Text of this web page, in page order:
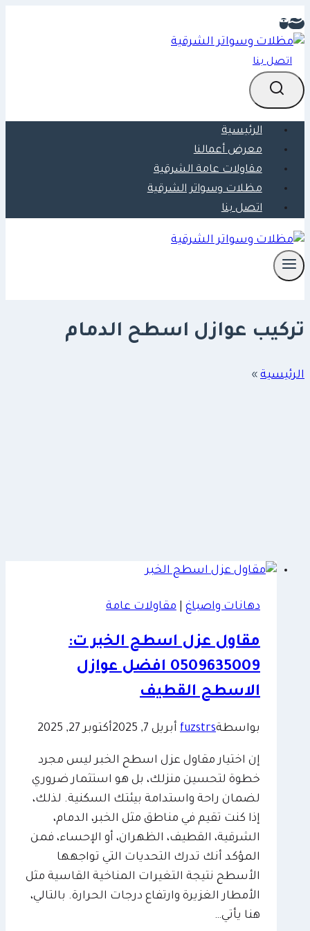
إلى
اتصل بنا
الرئيسية
معرض أعمالنا
مقاولات عامة الشرقية
مظلات وسواتر الشرقية
اتصل بنا
تركيب عوازل اسطح الدمام
الرئيسية »
دهانات واصباغ مقاولات عامة
مقاول عزل اسطح الخبر ت:
0509635009 افضل عوازل
الاسطح القطيف
بواسطةfuzstrs أبريل 7, 2025 أكتوبر 27, 2025
إن اختيار مقاول عزل اسطح الخبر ليس مجرد
خطوة لتحسين منزلك، بل هو استثمار ضروري
لضمان راحة واستدامة بيئتك السكنية. لذلك،
إذا كنت تقيم في مناطق مثل الخبر، الدمام،
الشرقية، القطيف، الظهران، أو الإحساء، فمن
المؤكد أنك تدرك التحديات التي تواجهها
الأسطح نتيجة التغيرات المناخية القاسية مثل
الأمطار الغزيرة وارتفاع درجات الحرارة. بالتالي،
هنا يأتي…